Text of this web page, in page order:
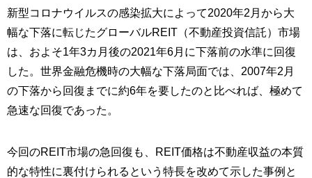
新型コロナウイルスの感染拡大によって2020年2月から大
幅な下落に転じたグローバルREIT（不動産投資信託）市場
は、およそ1年3カ月後の2021年6月に下落前の水準に回復
した。世界金融危機時の大幅な下落局面では、2007年2月
の下落から回復までに約6年を要したのと比べれば、極めて
急速な回復であった。
今回のREIT市場の急回復も、REIT価格は不動産収益の本質
的な特性に裏付けられるという特長を改めて示した事例と